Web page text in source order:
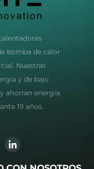
bomba de calor
Nuestras
y de bajo
ahorran energía.
19 años.